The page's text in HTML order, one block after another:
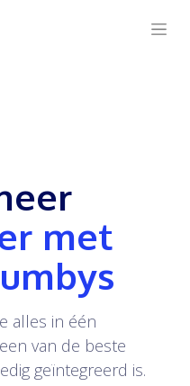
met
alles in één
van de beste
geïntegreerd is.